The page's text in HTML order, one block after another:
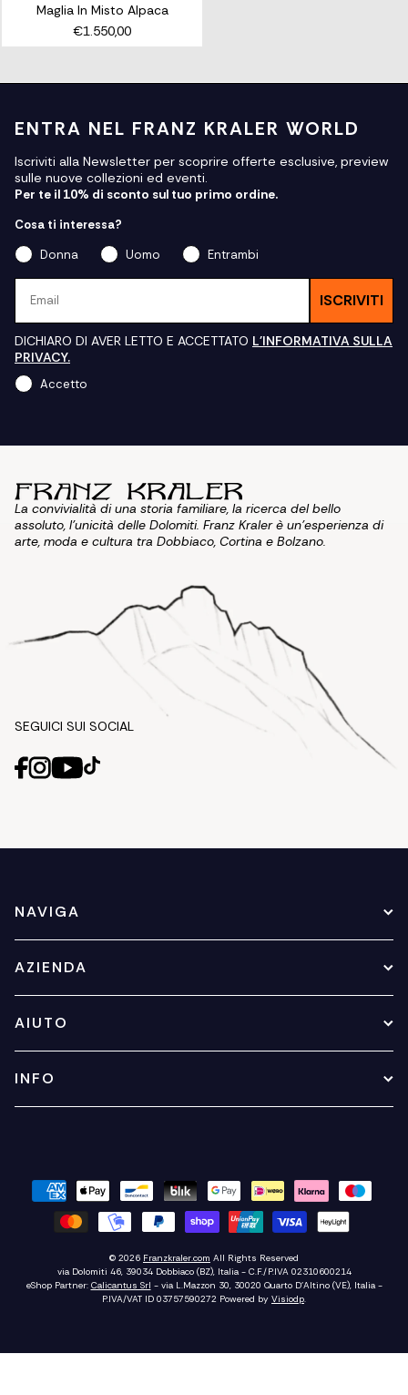
Maglia In Misto Alpaca
€1.550,00
ENTRA NEL FRANZ KRALER WORLD
Iscriviti alla Newsletter per scoprire offerte esclusive, preview
sulle nuove collezioni ed eventi.
Per te il 10% di sconto sul tuo primo ordine.
Cosa ti interessa?
Donna
Uomo
Entrambi
ISCRIVITI
DICHIARO DI AVER LETTO E ACCETTATO L'INFORMATIVA SULLA
PRIVACY.
Accetto
La convivialità di una storia familiare, la ricerca del bello
assoluto, l'unicità delle Dolomiti. Franz Kraler è un'esperienza di
arte, moda e cultura tra Dobbiaco, Cortina e Bolzano.
SEGUICI SUI SOCIAL
NAVIGA
AZIENDA
AIUTO
INFO
© 2026 Franzkraler.com All Rights Reserved
via Dolomiti 46, 39034 Dobbiaco (BZ), Italia - C.F./P.IVA 02310600214
eShop Partner: Calicantus Srl - via L.Mazzon 30, 30020 Quarto D'Altino (VE), Italia -
P.IVA/VAT ID 03757590272 Powered by Visiodp.